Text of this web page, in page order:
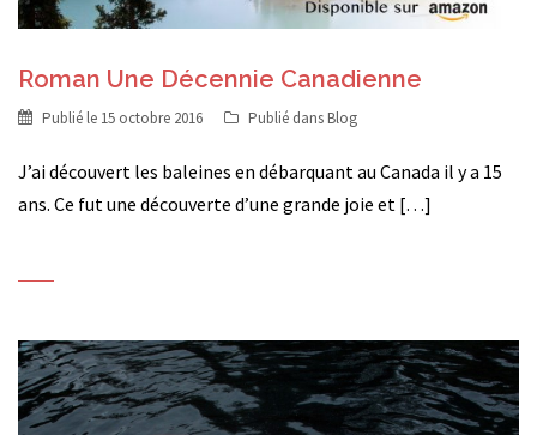
Roman Une Décennie Canadienne
Publié le 15 octobre 2016 Publié dans Blog
J’ai découvert les baleines en débarquant au Canada il y a 15
ans. Ce fut une découverte d’une grande joie et […]